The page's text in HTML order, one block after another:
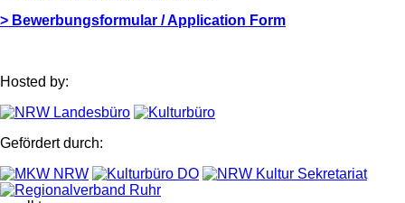
> Bewerbungsformular / Application Form
Hosted by:
Gefördert durch: